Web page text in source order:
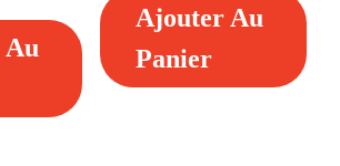
:
était :
est :
Ajouter Au
Panier